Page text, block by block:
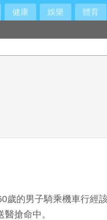
健康 娛樂 體育
的男子騎乘機車行經
搶命中。